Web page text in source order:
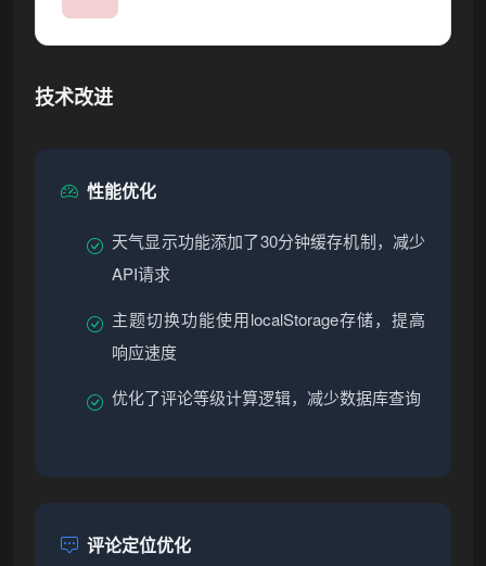
技术改进
性能优化
天气显示功能添加了30分钟缓存机制，减少
API请求
主题切换功能使用localStorage存储，提高
响应速度
优化了评论等级计算逻辑，减少数据库查询
评论定位优化